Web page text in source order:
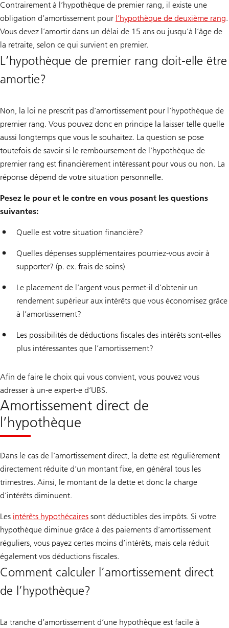
Contrairement à l’hypothèque de premier rang, il existe une
obligation d’amortissement pour l’hypothèque de deuxième rang.
Vous devez l’amortir dans un délai de 15 ans ou jusqu’à l’âge de
la retraite, selon ce qui survient en premier.
L’hypothèque de premier rang doit-elle être
amortie?
Non, la loi ne prescrit pas d’amortissement pour l’hypothèque de
premier rang. Vous pouvez donc en principe la laisser telle quelle
aussi longtemps que vous le souhaitez. La question se pose
toutefois de savoir si le remboursement de l’hypothèque de
premier rang est financièrement intéressant pour vous ou non. La
réponse dépend de votre situation personnelle.
Pesez le pour et le contre en vous posant les questions
suivantes:
Quelle est votre situation financière?
Quelles dépenses supplémentaires pourriez-vous avoir à
supporter? (p. ex. frais de soins)
Le placement de l’argent vous permet-il d’obtenir un
rendement supérieur aux intérêts que vous économisez grâce
à l’amortissement?
Les possibilités de déductions fiscales des intérêts sont-elles
plus intéressantes que l’amortissement?
Afin de faire le choix qui vous convient, vous pouvez vous
adresser à un-e expert-e d’UBS.
Amortissement direct de
l’hypothèque
Dans le cas de l’amortissement direct, la dette est régulièrement
directement réduite d’un montant fixe, en général tous les
trimestres. Ainsi, le montant de la dette et donc la charge
d’intérêts diminuent.
Les intérêts hypothécaires sont déductibles des impôts. Si votre
hypothèque diminue grâce à des paiements d’amortissement
réguliers, vous payez certes moins d’intérêts, mais cela réduit
également vos déductions fiscales.
Comment calculer l’amortissement direct
de l’hypothèque?
La tranche d’amortissement d’une hypothèque est facile à